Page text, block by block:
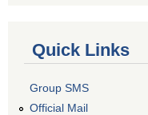
Quick Links
Group SMS
Official Mail